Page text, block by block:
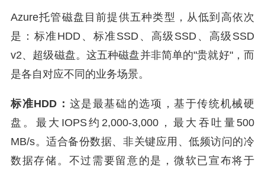
Azure托管磁盘目前提供五种类型，从低到高依次
是：标准HDD、标准SSD、高级SSD、高级SSD
v2、超级磁盘。这五种磁盘并非简单的"贵就好"，而
是各自对应不同的业务场景。
标准HDD： 这是最基础的选项，基于传统机械硬
盘。最大IOPS约2,000-3,000，最大吞吐量500
MB/s。适合备份数据、非关键应用、低频访问的冷
数据存储。不过需要留意的是，微软已宣布将于